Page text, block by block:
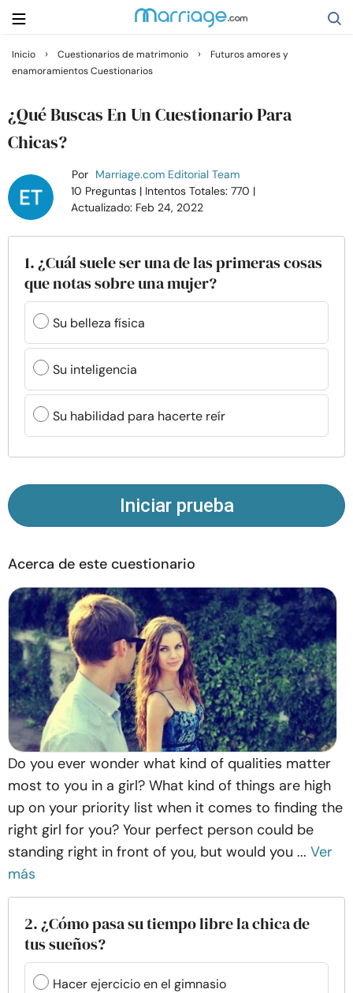
Buscar
Casarse
Relaciones
Familia
Ayuda
Cursos
Recursos
Comunidad
Encuentra un terapeuta
Sobre nosotros Contáctanos Escríbenos
© Copyright 2026. Todos los derechos reservados.
Inicio › Cuestionarios de matrimonio ›
Futuros amores y
enamoramientos Cuestionarios
¿Qué Buscas En Un Cuestionario Para
Chicas?
Por Marriage.com Editorial Team
10 Preguntas | Intentos Totales: 770 |
Actualizado: Feb 24, 2022
1. ¿Cuál suele ser una de las primeras cosas
que notas sobre una mujer?
Su belleza física
Su inteligencia
Su habilidad para hacerte reír
Iniciar prueba
Acerca de este cuestionario
Do you ever wonder what kind of qualities matter
most to you in a girl? What kind of things are high
up on your priority list when it comes to finding the
right girl for you? Your perfect person could be
standing right in front of you, but would you ... Ver
más
2. ¿Cómo pasa su tiempo libre la chica de
tus sueños?
Hacer ejercicio en el gimnasio